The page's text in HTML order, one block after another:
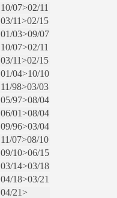
10/07>02/11
03/11>02/15
01/03>09/07
10/07>02/11
03/11>02/15
01/04>10/10
11/98>03/03
05/97>08/04
06/01>08/04
09/96>03/04
11/07>08/10
09/10>06/15
03/14>03/18
04/18>03/21
04/21>